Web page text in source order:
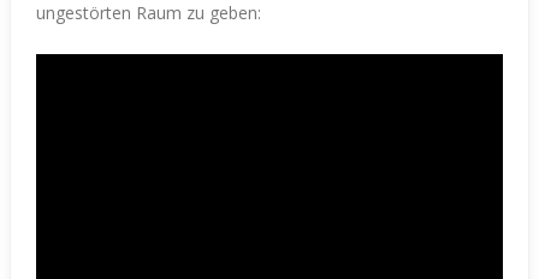
ungestörten Raum zu geben: